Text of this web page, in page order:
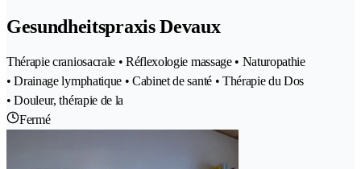
Gesundheitspraxis Devaux
Thérapie craniosacrale • Réflexologie massage • Naturopathie
• Drainage lymphatique • Cabinet de santé • Thérapie du Dos
• Douleur, thérapie de la
Fermé